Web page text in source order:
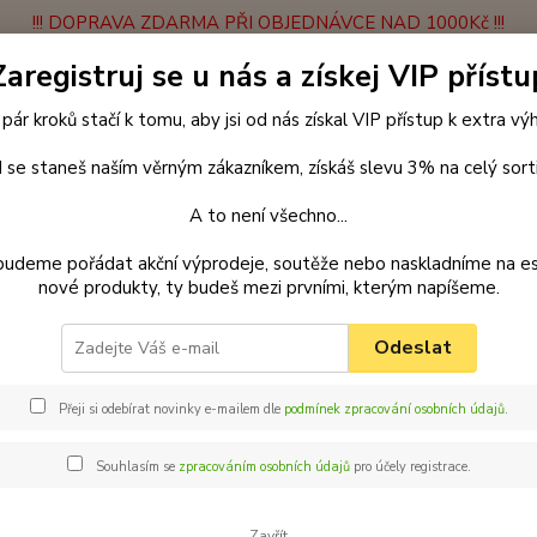
!!! DOPRAVA ZDARMA PŘI OBJEDNÁVCE NAD 1000Kč !!!
Vrácení zboží Obchodní podmínky Velkoobchodní spolupráce
obojek z velurové kůže pro
12
řešit
se u nás a získej VIP
kroků stačí k tomu, aby jsi od nás získal VIP přístup k extra
se staneš naším věrným zákazníkem, získáš slevu 3% na celý
A to není všechno...
pořádat akční výprodeje, soutěže nebo naskladníme na
nové produkty, ty budeš mezi prvními, kterým napíšeme.
Odeslat
Přeji si odebírat novinky e-mailem dle podmínek zpracování osobních údajů.
Souhlasím se zpracováním osobních údajůpro účely registrace.